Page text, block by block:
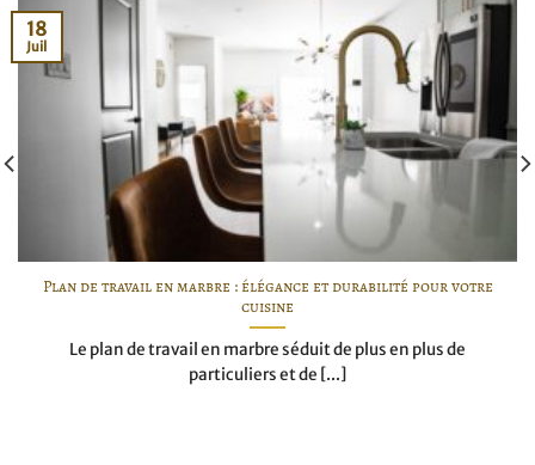
Plan de travail en marbre : élégance et durabilité pour votre
cuisine
Le plan de travail en marbre séduit de plus en plus de
particuliers et de [...]
18
Juil